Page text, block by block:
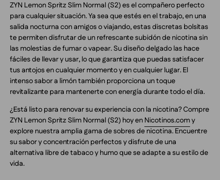
ZYN Lemon Spritz Slim Normal (S2) es el compañero perfecto
para cualquier situación. Ya sea que estés en el trabajo, en una
salida nocturna con amigos o viajando, estas discretas bolsitas
te permiten disfrutar de un refrescante subidón de nicotina sin
las molestias de fumar o vapear. Su diseño delgado las hace
fáciles de llevar y usar, lo que garantiza que puedas satisfacer
tus antojos en cualquier momento y en cualquier lugar. El
intenso sabor a limón también proporciona un toque
revitalizante para mantenerte con energía durante todo el día.
¿Está listo para renovar su experiencia con la nicotina? Compre
ZYN Lemon Spritz Slim Normal (S2) hoy en Nicotinos.comy
explore nuestra amplia gama de sobres de nicotina. Encuentre
su sabor y concentración perfectos y disfrute de una
alternativa libre de tabaco y humo que se adapte a su estilo de
vida.